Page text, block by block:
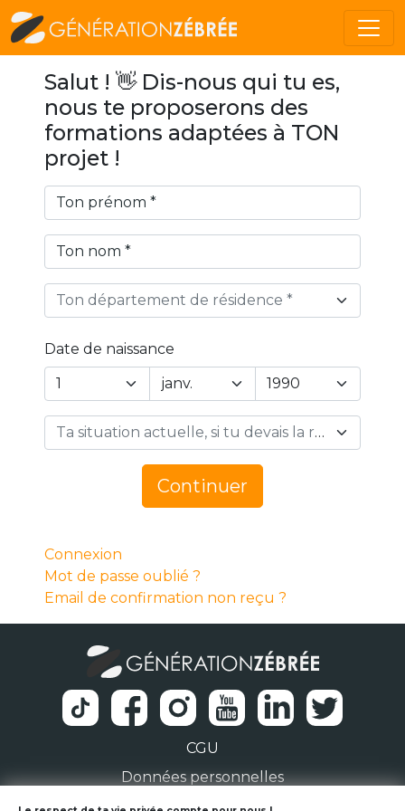
Salut ! 👋 Dis-nous qui tu es,
nous te proposerons des
formations adaptées à TON
projet !
Ton département de résidence *
Date de naissance
Year
Day
Ta situation actuelle, si tu devais la résumer en 1 mot… *
Continuer
Connexion
Mot de passe oublié ?
Email de confirmation non reçu ?
CGU
Données personnelles